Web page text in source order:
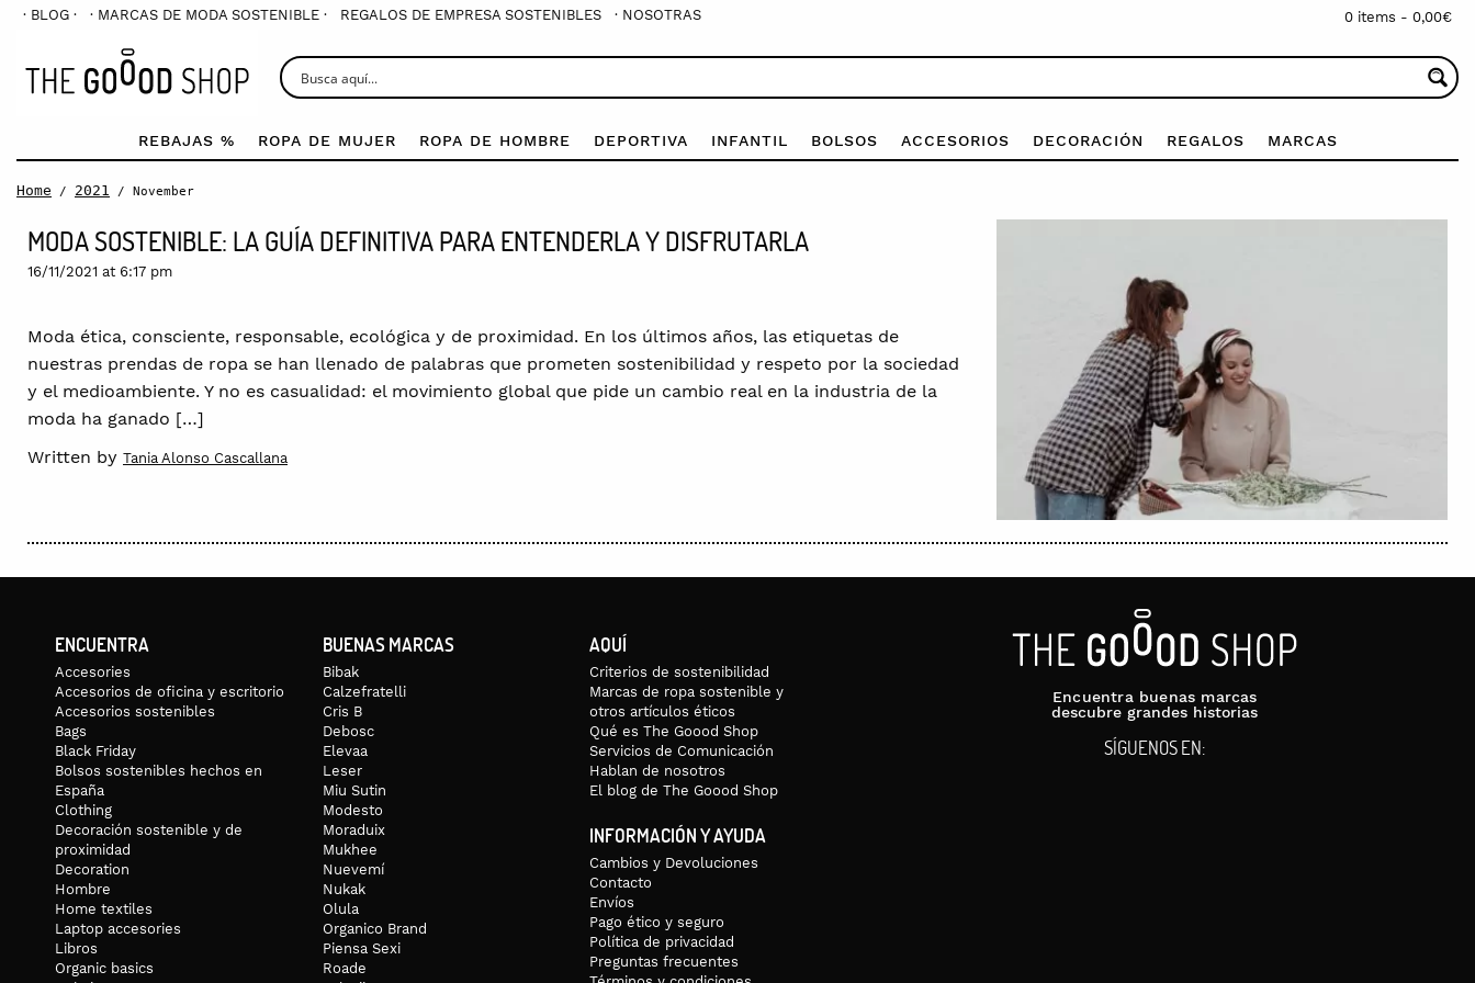
· BLOG · · MARCAS DE MODA SOSTENIBLE · REGALOS DE EMPRESA SOSTENIBLES · NOSOTRAS 0 items - 0,00€
REBAJAS % ROPA DE MUJER ROPA DE HOMBRE DEPORTIVA INFANTIL BOLSOS ACCESORIOS DECORACIÓN REGALOS MARCAS
Home / 2021 / November
MODA SOSTENIBLE: LA GUÍA DEFINITIVA PARA ENTENDERLA Y DISFRUTARLA
16/11/2021 at 6:17 pm
Moda ética, consciente, responsable, ecológica y de proximidad. En los últimos años, las etiquetas de
nuestras prendas de ropa se han llenado de palabras que prometen sostenibilidad y respeto por la sociedad
y el medioambiente. Y no es casualidad: el movimiento global que pide un cambio real en la industria de la
moda ha ganado […]
Written by Tania Alonso Cascallana
ENCUENTRA
Accesories
Accesorios de oficina y escritorio
Accesorios sostenibles
Bags
Black Friday
Bolsos sostenibles hechos en
España
Clothing
Decoración sostenible y de
proximidad
Decoration
Hombre
Home textiles
Laptop accesories
Libros
Organic basics
BUENAS MARCAS
Bibak
Calzefratelli
Cris B
Debosc
Elevaa
Leser
Miu Sutin
Modesto
Moraduix
Mukhee
Nuevemí
Nukak
Olula
Organico Brand
Piensa Sexi
Roade
AQUÍ
Criterios de sostenibilidad
Marcas de ropa sostenible y
otros artículos éticos
Qué es The Goood Shop
Servicios de Comunicación
Hablan de nosotros
El blog de The Goood Shop
INFORMACIÓN Y AYUDA
Cambios y Devoluciones
Contacto
Envíos
Pago ético y seguro
Política de privacidad
Preguntas frecuentes
Encuentra buenas marcas
descubre grandes historias
SÍGUENOS EN: